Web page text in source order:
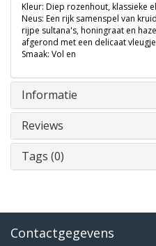
Kleur: Diep rozenhout, klassieke
Neus: Een rijk samenspel van
rijpe sultana's, honingraat en
afgerond met een delicaat
Smaak: Vol en
Informatie
Reviews
Tags (0)
Contactgegevens